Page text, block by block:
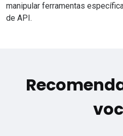
manipular ferramentas
de API.